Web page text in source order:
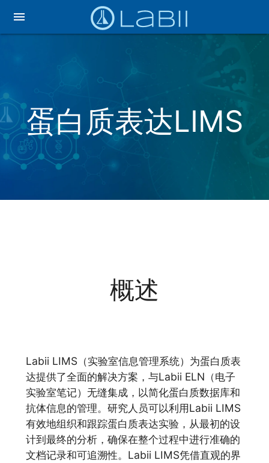
menu
蛋白质表达LIMS
概述
Labii LIMS（实验室信息管理系统）为蛋白质表
达提供了全面的解决方案，与Labii ELN（电子
实验室笔记）无缝集成，以简化蛋白质数据库和
抗体信息的管理。研究人员可以利用Labii LIMS
有效地组织和跟踪蛋白质表达实验，从最初的设
计到最终的分析，确保在整个过程中进行准确的
文档记录和可追溯性。Labii LIMS凭借直观的界